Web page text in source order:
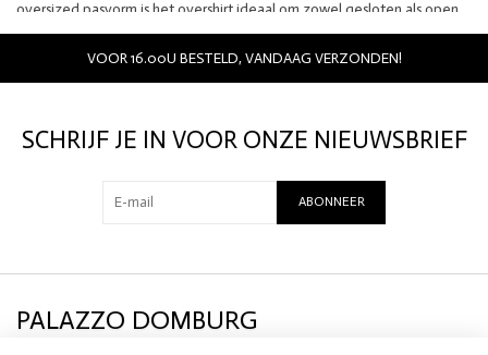
oversized pasvorm is het overshirt ideaal om zowel gesloten als open
over een T-shirt of fijngebreide trui te dragen. Een veelzijdig item dat
moeiteloos comfort en stijl combineert
Klassieke kraag
Lange mouwen met manchetten
een casual, gelaagde look.
VOOR 16.00U BESTELD, VANDAAG VERZONDEN!
SCHRIJF JE IN VOOR ONZE NIEUWSBRIEF
ABONNEER
PALAZZO DOMBURG